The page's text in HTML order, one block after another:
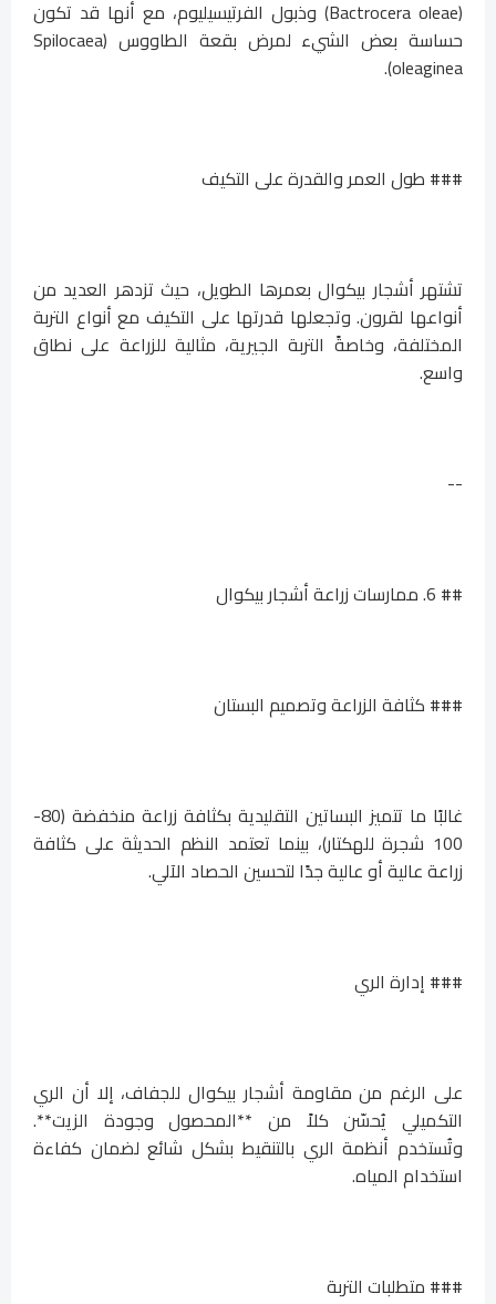
(Bactrocera oleae) وذبول الفرتيسيليوم، مع أنها قد تكون
حساسة بعض الشيء لمرض بقعة الطاووس (Spilocaea
oleaginea).
### طول العمر والقدرة على التكيف
تشتهر أشجار بيكوال بعمرها الطويل، حيث تزدهر العديد من
أنواعها لقرون. وتجعلها قدرتها على التكيف مع أنواع التربة
المختلفة، وخاصةً التربة الجيرية، مثالية للزراعة على نطاق
واسع.
--
## 6. ممارسات زراعة أشجار بيكوال
### كثافة الزراعة وتصميم البستان
غالبًا ما تتميز البساتين التقليدية بكثافة زراعة منخفضة (80-
100 شجرة للهكتار)، بينما تعتمد النظم الحديثة على كثافة
زراعة عالية أو عالية جدًا لتحسين الحصاد الآلي.
### إدارة الري
على الرغم من مقاومة أشجار بيكوال للجفاف، إلا أن الري
التكميلي يُحسّن كلاً من **المحصول وجودة الزيت**.
وتُستخدم أنظمة الري بالتنقيط بشكل شائع لضمان كفاءة
استخدام المياه.
### متطلبات التربة